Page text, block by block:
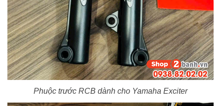
Phuộc trước RCB dành cho Yamaha Exciter